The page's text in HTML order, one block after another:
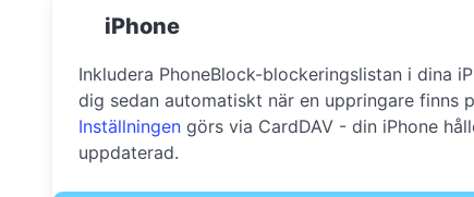
iPhone
Inkludera PhoneBlock-blockeringslistan i dina
dig sedan automatiskt när en uppringare finns
Inställningen görs via CardDAV - din iPhone
uppdaterad.